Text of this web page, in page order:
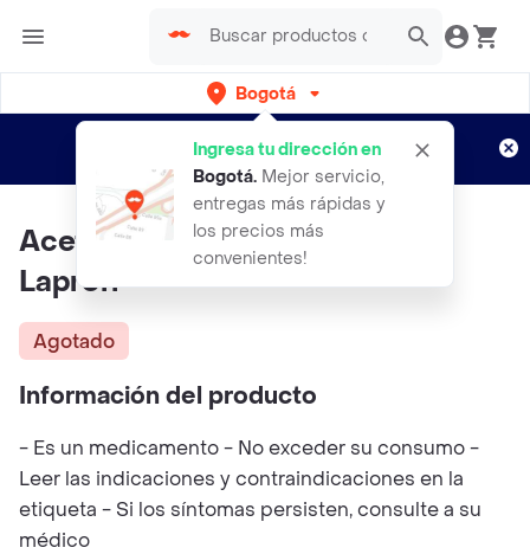
Bogotá
Ingresa tu dirección en
Bogotá. Mejor servicio,
entregas más rápidas y
los precios más
convenientes!
envíos gratis por semanas
Aplican TyC
Acetaminofen Jarabe X 90ml
Laproff
Agotado
Información del producto
- Es un medicamento - No exceder su consumo -
Leer las indicaciones y contraindicaciones en la
etiqueta - Si los síntomas persisten, consulte a su
médico